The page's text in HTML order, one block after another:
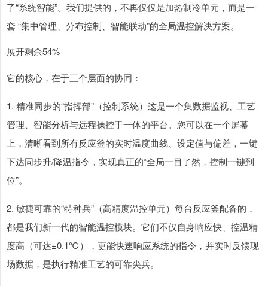
了“系统智能”。我们提供的，不再仅仅是加热制冷单元，而是一
套 “集中管理、分布控制、智能联动”的全局温控解决方案。
展开剩余54%
它的核心，在于三个层面的协同：
1. 精准同步的“指挥部”（控制系统）这是一个集数据监视、工艺
管理、智能分析与远程操控于一体的平台。您可以在一个屏幕
上，清晰看到所有反应釜的实时温度曲线、设定值与偏差，一键
下达同步升/降温指令，实现真正的“全局一目了然，控制一键到
位”。
2. 敏捷可靠的“特种兵”（高精度温控单元）每台反应釜配备的，
都是我们新一代的智能温控模块。它们不仅自身响应快、控温精
度高（可达±0.1℃），更能快速响应系统的指令，并实时反馈现
场数据，是执行精准工艺的可靠尖兵。